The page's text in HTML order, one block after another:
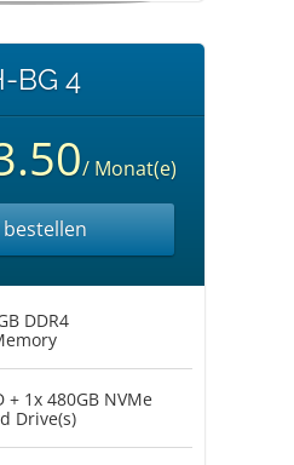
BG 4
/ Monat(e)
bestellen
DDR4
+ 1x 480GB NVMe
Drive(s)